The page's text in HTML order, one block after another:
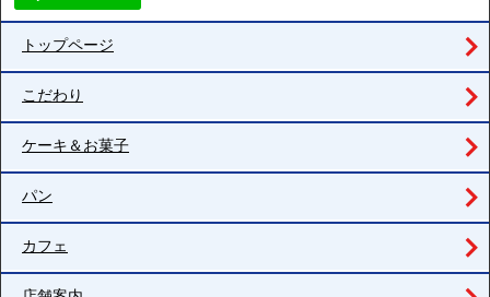
トップページ
こだわり
ケーキ＆お菓子
パン
カフェ